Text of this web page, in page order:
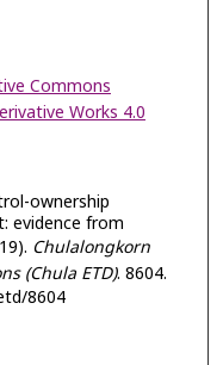
Commons
Works 4.0
ownership
evidence from
Chulalongkorn
(Chula ETD). 8604.
8604